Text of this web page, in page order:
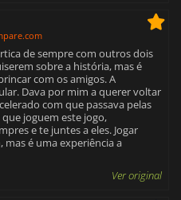
de sempre com outros dois
sobre a história, mas é
com os amigos. A
Dava por mim a querer voltar
com que passava pelas
que joguem este jogo,
e te juntes a eles. Jogar
é uma experiência a
Ver original